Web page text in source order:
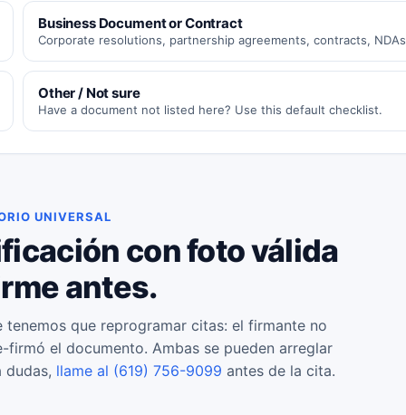
Business Document or Contract
Corporate resolutions, partnership agreements, contracts, NDAs
Other / Not sure
Have a document not listed here? Use this default checklist.
UNIVERSAL
con foto válida
antes.
que reprogramar citas: el firmante no
el documento. Ambas se pueden arreglar
dudas, llame al (619) 756-9099 antes de la cita.